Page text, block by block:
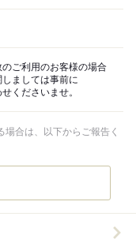
ご利用のお客様の場合
ましては事前に
くださいませ。
合は、以下からご報告く